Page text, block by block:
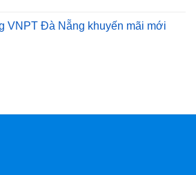
VNPT Đà Nẵng khuyến mãi mới